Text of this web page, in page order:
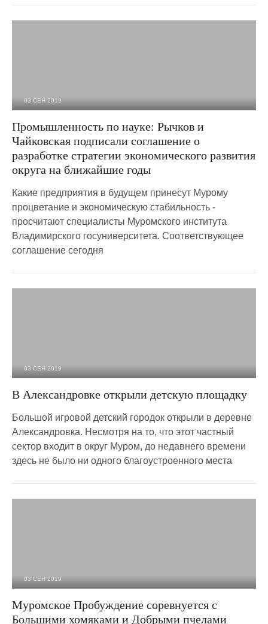
03 СЕН 2019
Промышленность по науке: Рычков и
Чайковская подписали соглашение о
разработке стратегии экономического развития
округа на ближайшие годы
Какие предприятия в будущем принесут Мурому
процветание и экономическую стабильность -
просчитают специалисты Муромского института
Владимирского госуниверситета. Соответствующее
соглашение сегодня
03 СЕН 2019
В Александровке открыли детскую площадку
Большой игровой детский городок открыли в деревне
Александровка. Несмотря на то, что этот частный
сектор входит в округ Муром, до недавнего времени
здесь не было ни одного благоустроенного места
03 СЕН 2019
Муромское Пробуждение соревнуется с
Большими хомяками и Добрыми пчелами